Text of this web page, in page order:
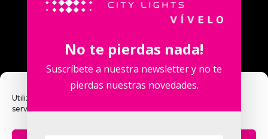
Utilizamos cookies para optimizar nuestro sitio web y nuestro
servicio.
Callao City Arts
Contacta con nosotros
No te pierdas nada!
Suscríbete a nuestra newsletter y no te
pierdas nuestras novedades.